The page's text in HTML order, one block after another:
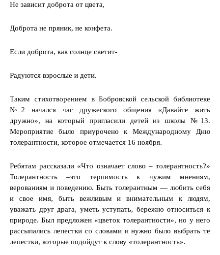
Не зависит доброта от цвета,
Доброта не пряник, не конфета.
Если доброта, как солнце светит-
Радуются взрослые и дети.
Таким стихотворением в Бобровской сельской библиотеке
№2 начался час дружеского общения «Давайте жить
дружно», на который пригласили детей из школы №13.
Мероприятие было приурочено к Международному Дню
толерантности, которое отмечается 16 ноября.
Ребятам рассказали «Что означает слово – толерантность?»
Толерантность –это терпимость к чужим мнениям,
верованиям и поведению. Быть толерантным — любить себя
и свое имя, быть вежливым и внимательным к людям,
уважать друг драга, уметь уступать, бережно относиться к
природе. Был предложен «цветок толерантности», но у него
рассыпались лепестки со словами и нужно было выбрать те
лепестки, которые подойдут к слову «толерантность».